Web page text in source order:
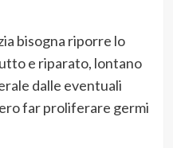
bisogna riporre lo
e riparato, lontano
dalle eventuali
far proliferare germi